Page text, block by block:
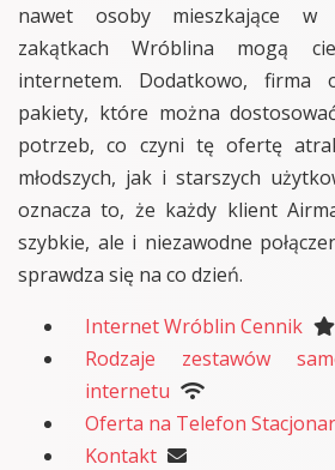
nawet osoby mieszkające w
zakątkach Wróblina mogą
internetem. Dodatkowo, firma
pakiety, które można
potrzeb, co czyni tę ofertę
młodszych, jak i starszych
oznacza to, że każdy klient
szybkie, ale i niezawodne
sprawdza się na co dzień.
Internet Wróblin Cennik
Rodzaje zestawów
internetu
Oferta na Telefon
Kontakt